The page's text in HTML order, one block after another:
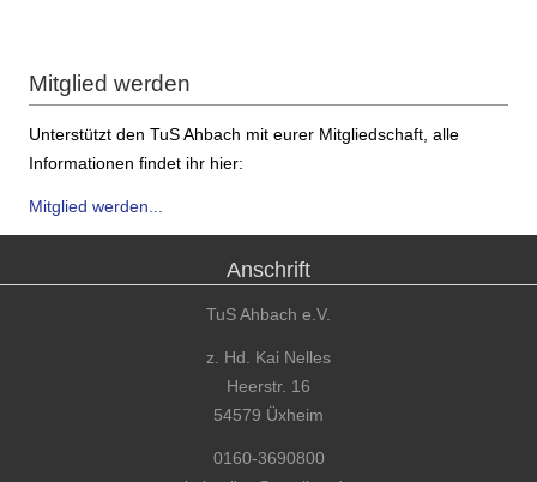
Mitglied werden
Unterstützt den TuS Ahbach mit eurer Mitgliedschaft, alle
Informationen findet ihr hier:
Mitglied werden...
Anschrift
TuS Ahbach e.V.
z. Hd. Kai Nelles
Heerstr. 16
54579 Üxheim
0160-3690800